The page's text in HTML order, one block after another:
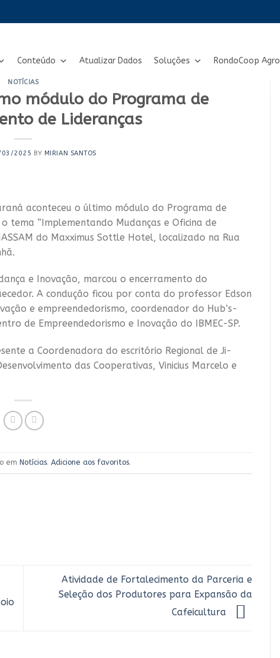
Conteúdo Atualizar Dados Soluções RondoCoop Agro
NOTÍCIAS
módulo do Programa de
de Lideranças
03/2025 BY MIRIAN SANTOS
aconteceu o último módulo do Programa de
tema “Implementando Mudanças e Oficina de
do Maxximus Sottle Hotel, localizado na Rua
e Inovação, marcou o encerramento do
A condução ficou por conta do professor Edson
e empreendedorismo, coordenador do Hub’s-
de Empreendedorismo e Inovação do IBMEC-SP.
a Coordenadora do escritório Regional de Ji-
das Cooperativas, Vinicius Marcelo e
emNotícias.Adicione aos favoritos.
Atividade de Fortalecimento da Parceria e
Seleção dos Produtores para Expansão da
Cafeicultura